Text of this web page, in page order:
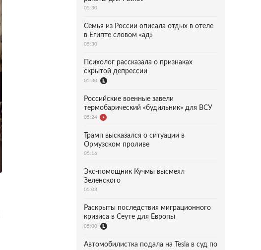
05:30
Семья из России описала отдых в отеле
в Египте словом «ад»
05:30
Психолог рассказала о признаках
скрытой депрессии
05:30
Российские военные завели
термобарический «будильник» для ВСУ
05:24
Трамп высказался о ситуации в
Ормузском проливе
05:16
Экс-помощник Кучмы высмеял
Зеленского
05:03
Раскрыты последствия миграционного
кризиса в Сеуте для Европы
05:00
Автомобилистка подала на Tesla в суд по